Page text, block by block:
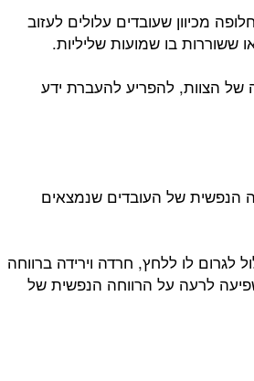
מכיוון שעובדים עלולים לעזוב
ששוררות בו שמועות שליליות.
של הצוות, להפריע להעברת ידע
הנפשית של העובדים שנמצאים
לגרום לו ללחץ, חרדה וירידה ברווחה
לרעה על הרווחה הנפשית של